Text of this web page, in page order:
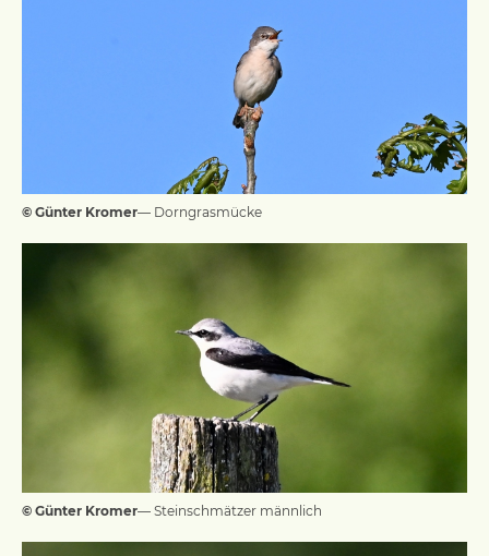
© Günter Kromer— Dorngrasmücke
© Günter Kromer— Steinschmätzer männlich